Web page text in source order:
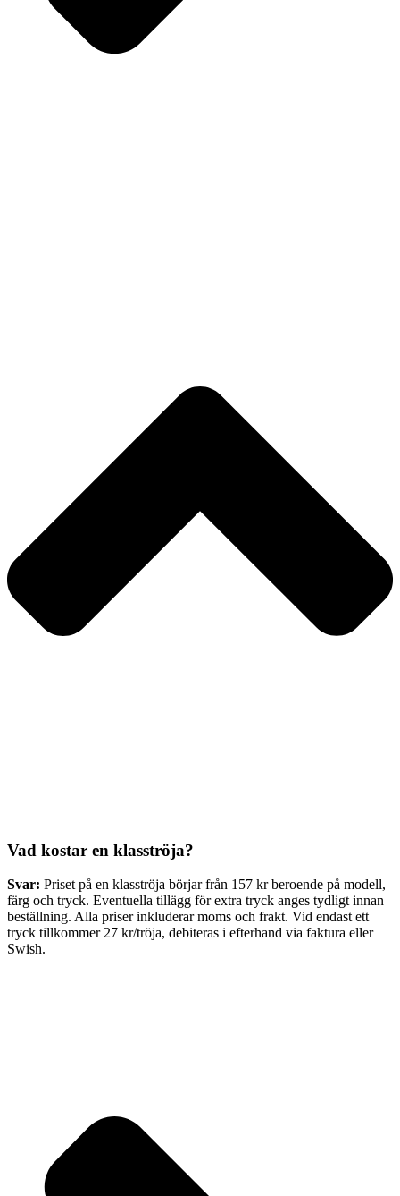
Vad kostar en klasströja?
Svar: Priset på en klasströja börjar från 157 kr beroende på modell,
färg och tryck. Eventuella tillägg för extra tryck anges tydligt innan
beställning. Alla priser inkluderar moms och frakt. Vid endast ett
tryck tillkommer 27 kr/tröja, debiteras i efterhand via faktura eller
Swish.